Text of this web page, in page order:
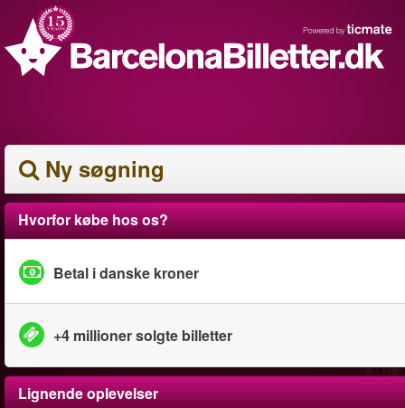
Ny søgning
Hvorfor købe hos os?
Betal i danske kroner
+4 millioner solgte billetter
Lignende oplevelser